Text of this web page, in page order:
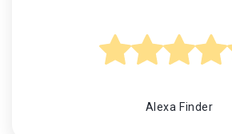
Alexa Finder